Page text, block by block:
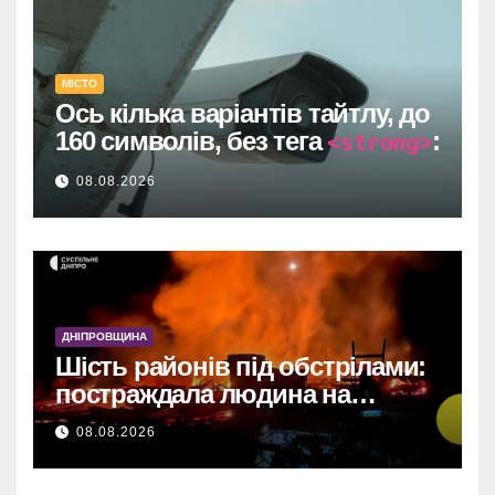
МІСТО
Ось кілька варіантів тайтлу, до
160 символів, без тега<strong>:
Один прямий договір на 735
тисяч у Дніпрі: супровід
провалу торгів.
У Дніпрі: 735 тисяч за прямим
договором на
відеоспостереження після
зірваних торгів.
Дніпро: 735 тис. на
відеоспостереження за
08.08.2026
ДНІПРОВЩИНА
Шість районів під обстрілами:
постраждала людина на
Дніпропетровщині
08.08.2026